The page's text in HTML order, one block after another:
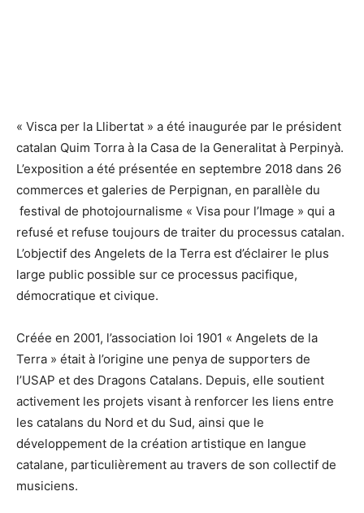
« Visca per la Llibertat » a été inaugurée par le président
catalan Quim Torra à la Casa de la Generalitat à Perpinyà.
L’exposition a été présentée en septembre 2018 dans 26
commerces et galeries de Perpignan, en parallèle du
festival de photojournalisme « Visa pour l’Image » qui a
refusé et refuse toujours de traiter du processus catalan.
L’objectif des Angelets de la Terra est d’éclairer le plus
large public possible sur ce processus pacifique,
démocratique et civique.
Créée en 2001, l’association loi 1901 « Angelets de la
Terra » était à l’origine une penya de supporters de
l’USAP et des Dragons Catalans. Depuis, elle soutient
activement les projets visant à renforcer les liens entre
les catalans du Nord et du Sud, ainsi que le
développement de la création artistique en langue
catalane, particulièrement au travers de son collectif de
musiciens.